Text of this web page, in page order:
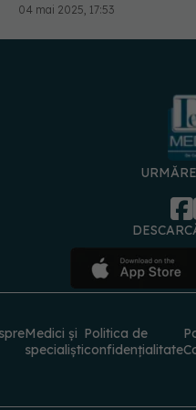
04 mai 2025, 17:53
Medici și
specialiști
Politica de
confidențialitate